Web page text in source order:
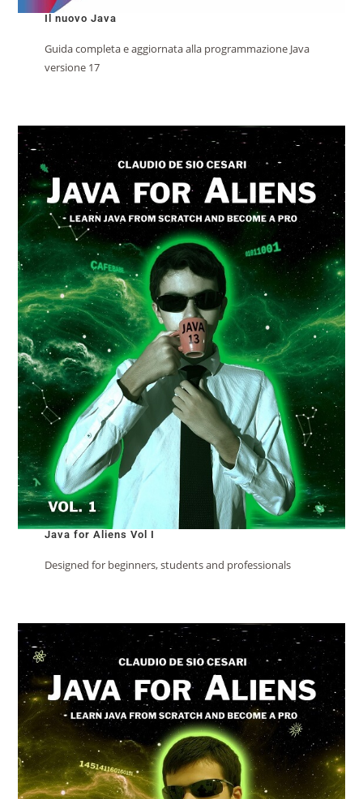
Il nuovo Java
Guida completa e aggiornata alla programmazione Java
versione 17
Java for Aliens Vol I
Designed for beginners, students and professionals